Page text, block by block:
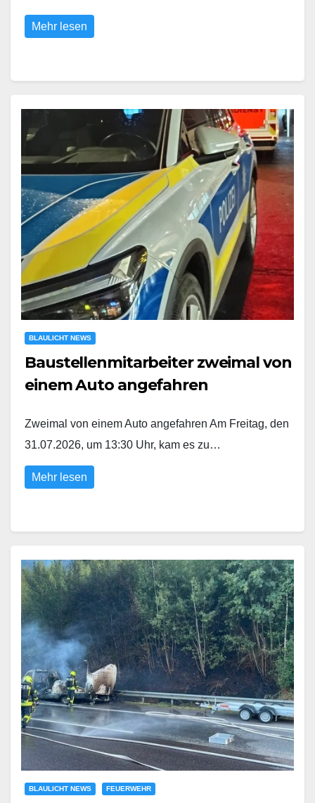
Mehr lesen
BLAULICHT NEWS
Baustellenmitarbeiter zweimal von
einem Auto angefahren
Zweimal von einem Auto angefahren Am Freitag, den
31.07.2026, um 13:30 Uhr, kam es zu…
Mehr lesen
BLAULICHT NEWS FEUERWEHR